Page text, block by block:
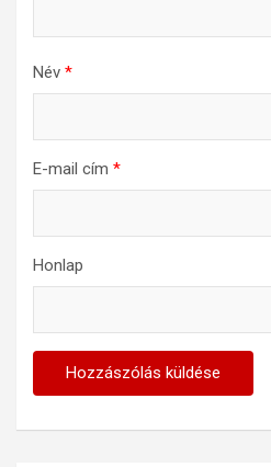
Név *
E-mail cím *
Honlap